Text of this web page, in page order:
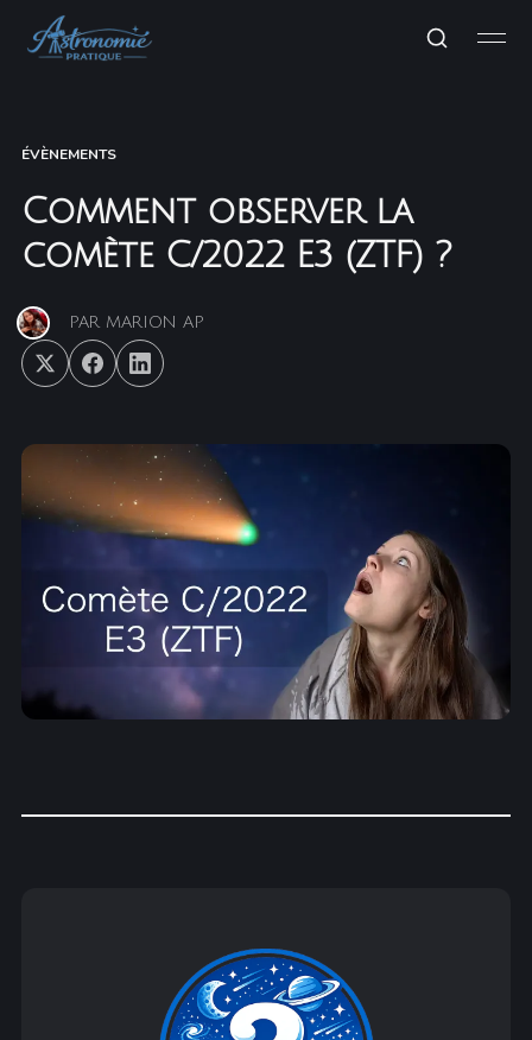
ÉVÈNEMENTS
Comment observer la
comète C/2022 E3 (ZTF) ?
PAR MARION AP